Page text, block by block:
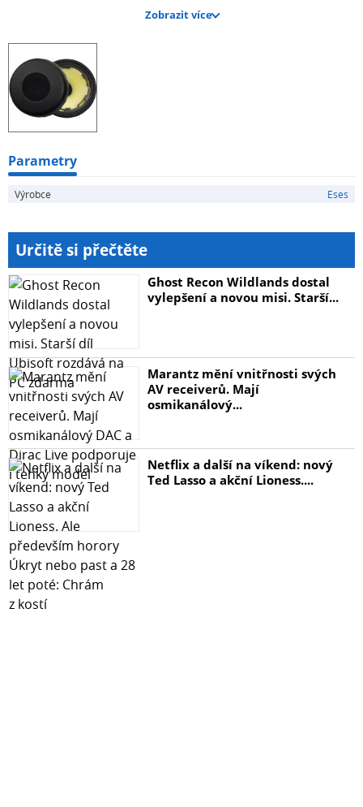
Jabra Evolve 75+ UC
Balení obsahuje jeden pár náušníků.
Zobrazit více
Parametry
Výrobce Eses
Určitě si přečtěte
Ghost Recon Wildlands dostal
vylepšení a novou misi. Starší...
Marantz mění vnitřnosti svých
AV receiverů. Mají
osmikanálový...
Netflix a další na víkend: nový
Ted Lasso a akční Lioness....